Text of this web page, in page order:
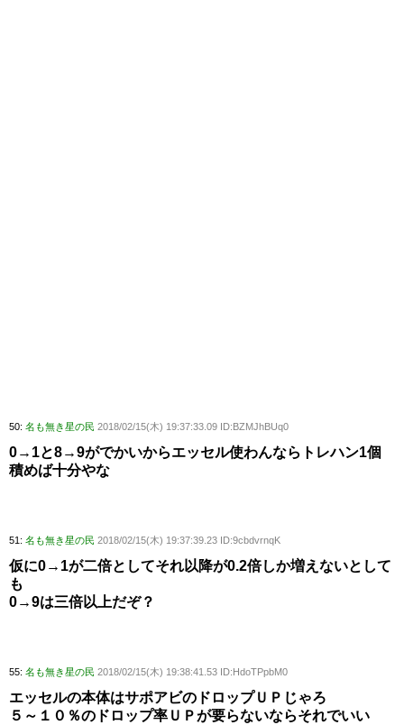
50: 名も無き星の民 2018/02/15(木) 19:37:33.09 ID:BZMJhBUq0
0→1と8→9がでかいからエッセル使わんならトレハン1個
積めば十分やな
51: 名も無き星の民 2018/02/15(木) 19:37:39.23 ID:9cbdvrnqK
仮に0→1が二倍としてそれ以降が0.2倍しか増えないとして
も
0→9は三倍以上だぞ？
55: 名も無き星の民 2018/02/15(木) 19:38:41.53 ID:HdoTPpbM0
エッセルの本体はサポアビのドロップＵＰじゃろ
５～１０％のドロップ率ＵＰが要らないならそれでいい